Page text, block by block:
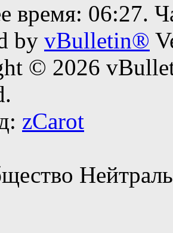
время: 06:27.
by vBulletin®
© 2026
zCarot